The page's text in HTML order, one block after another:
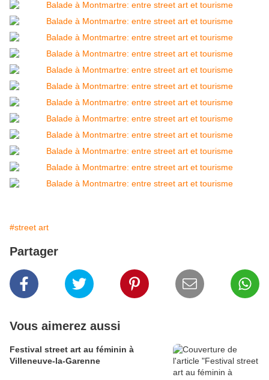
#street art
Partager
Vous aimerez aussi
Festival street art au féminin à
Villeneuve-la-Garenne